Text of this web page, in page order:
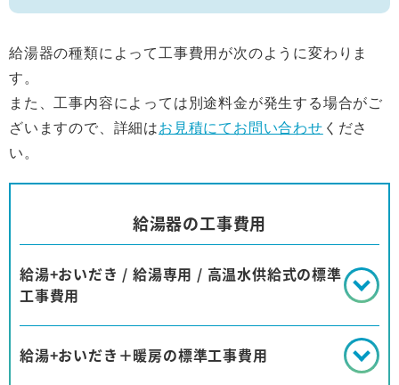
給湯器の種類によって工事費用が次のように変わりま
す。
また、工事内容によっては別途料金が発生する場合がご
ざいますので、詳細はお見積にてお問い合わせ くださ
い。
給湯器の工事費用
給湯+おいだき / 給湯専用 / 高温水供給式の標準
工事費用
給湯+おいだき＋暖房の標準工事費用